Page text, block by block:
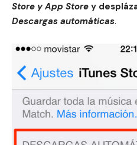
Store y App Store y
Descargas automáticas.